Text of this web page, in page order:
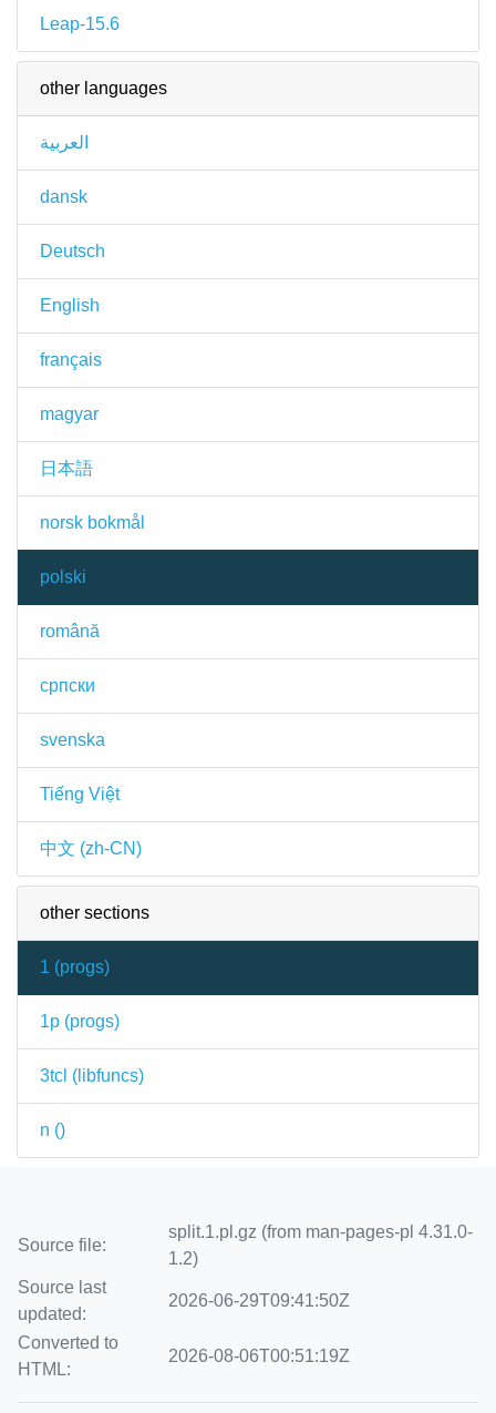
Leap-15.6
other languages
العربية
dansk
Deutsch
English
français
magyar
日本語
norsk bokmål
polski
română
српски
svenska
Tiếng Việt
中文 (zh-CN)
other sections
1 (progs)
1p (progs)
3tcl ( libfuncs)
n ()
Source file:
split.1.pl.gz (from man-pages-pl 4.31.0-
1.2)
Source last
updated:
2026-06-29T09:41:50Z
Converted to
HTML:
2026-08-06T00:51:19Z